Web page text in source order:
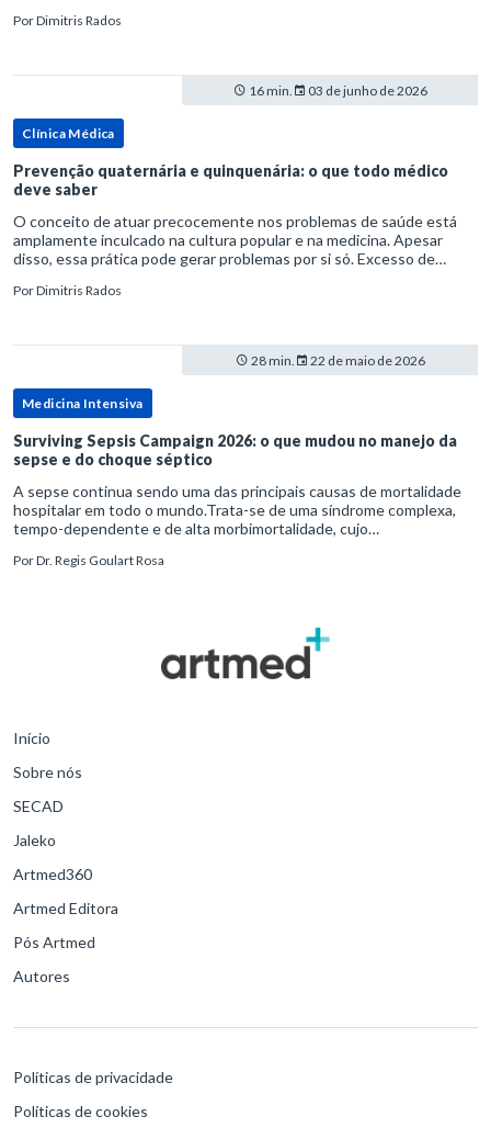
PorDimitris Rados
16 min. 03 de junho de 2026
Clínica Médica
Prevenção quaternária e quinquenária: o que todo médico
deve saber
O conceito de atuar precocemente nos problemas de saúde está
amplamente inculcado na cultura popular e na medicina. Apesar
disso, essa prática pode gerar problemas por si só. Excesso de
PorDimitris Rados
28 min. 22 de maio de 2026
Medicina Intensiva
Surviving Sepsis Campaign 2026: o que mudou no manejo da
sepse e do choque séptico
A sepse continua sendo uma das principais causas de mortalidade
hospitalar em todo o mundo.Trata-se de uma síndrome complexa,
tempo-dependente e de alta morbimortalidade, cujo
para o desfe
PorDr. Regis Goulart Rosa
Início
Sobre nós
SECAD
Jaleko
Artmed360
Artmed Editora
Pós Artmed
Autores
Políticas de privacidade
Políticas de cookies